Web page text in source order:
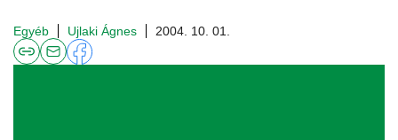
Egyéb Ujlaki Ágnes 2004. 10. 01.